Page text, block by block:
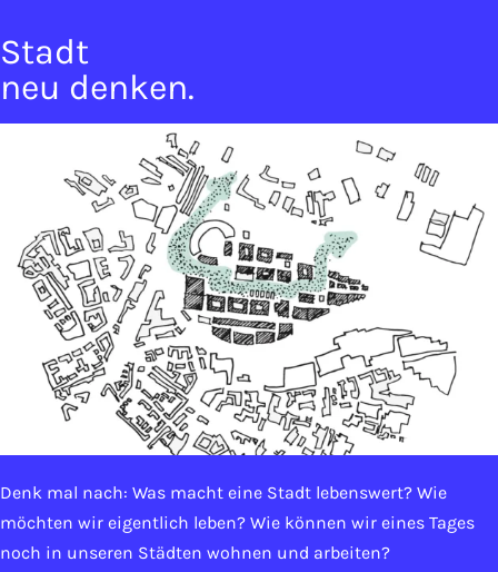
Stadt
neu denken.
Denk mal nach: Was macht eine Stadt lebenswert? Wie
möchten wir eigentlich leben? Wie können wir eines Tages
noch in unseren Städten wohnen und arbeiten?